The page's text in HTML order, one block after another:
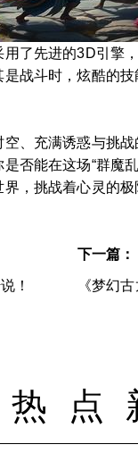
了先进的3D引擎
战斗时，炫酷的
、充满诱惑与挑
否能在这场“群魔
，挑战着心灵的极
！
下一篇：
《梦幻
点